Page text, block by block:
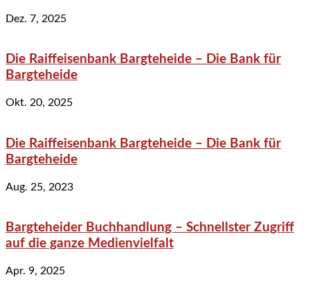
Dez. 7, 2025
Die Raiffeisenbank Bargteheide – Die Bank für
Bargteheide
Okt. 20, 2025
Die Raiffeisenbank Bargteheide – Die Bank für
Bargteheide
Aug. 25, 2023
Bargteheider Buchhandlung – Schnellster Zugriff
auf die ganze Medienvielfalt
Apr. 9, 2025